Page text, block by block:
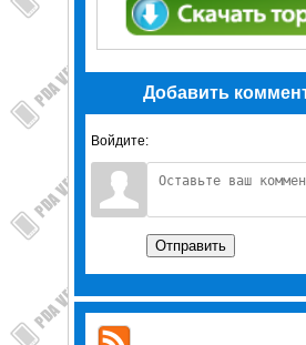
Добавить
Войдите:
Отправить